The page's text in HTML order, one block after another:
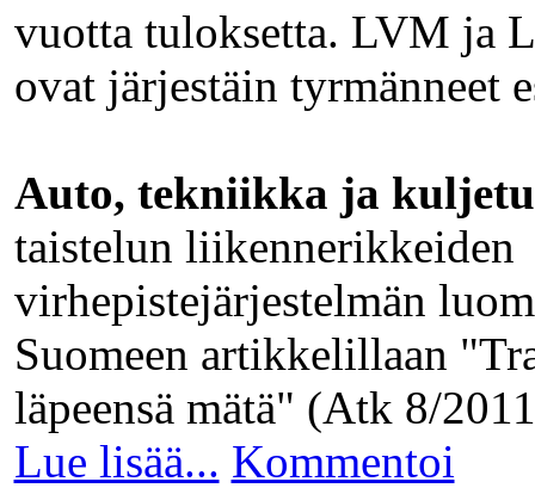
vuotta tuloksetta. LVM ja
ovat järjestäin tyrmänneet
Auto, tekniikka ja
taistelun liikennerikkeiden
virhepistejärjestelmän
Suomeen artikkelillaan
läpeensä mätä" (Atk 8/
Lue lisää... Kommentoi